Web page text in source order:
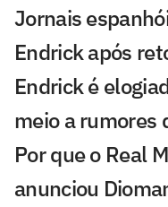
Jornais
Endrick após
Endrick é
meio a rumores
Por que o Real
anunciou